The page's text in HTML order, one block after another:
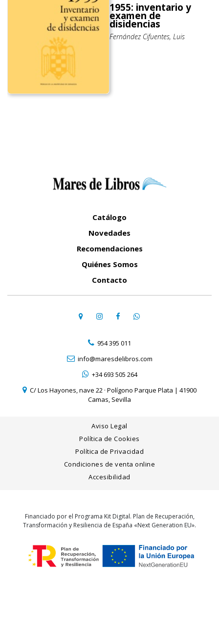
1955: inventario y
examen de
disidencias
Fernández Cifuentes, Luis
Catálogo
Novedades
Recomendaciones
Quiénes Somos
Contacto
954 395 011
info@maresdelibros.com
+34 693 505 264
C/ Los Hayones, nave 22 · Polígono Parque Plata | 41900
Camas, Sevilla
Aviso Legal
Política de Cookies
Política de Privacidad
Condiciones de venta online
Accesibilidad
Financiado por el Programa Kit Digital. Plan de Recuperación,
Transformación y Resiliencia de España «Next Generation EU».